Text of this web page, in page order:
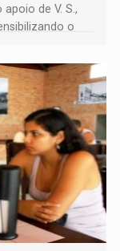
de V. S.,
o
de serviços